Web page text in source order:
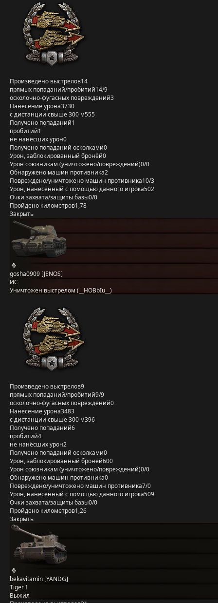
Произведено выстрелов14
прямых попаданий/пробитий14/9
осколочно-фугасных повреждений3
Нанесение урона3730
с дистанции свыше 300 м555
Получено попаданий1
пробитий1
не нанёсших урон0
Получено попаданий осколками0
Урон, заблокированный бронёй0
Урон союзникам (уничтожено/повреждений)0/0
Обнаружено машин противника2
Повреждено/уничтожено машин противника10/3
Урон, нанесённый с помощью данного игрока502
Очки захвата/защиты базы0/0
Пройдено километров1,78
Закрыть
gosha0909 [JENOS]
ИС
Уничтожен выстрелом (__HOBbIu__)
Произведено выстрелов9
прямых попаданий/пробитий9/9
осколочно-фугасных повреждений0
Нанесение урона3483
с дистанции свыше 300 м396
Получено попаданий6
пробитий4
не нанёсших урон2
Получено попаданий осколками0
Урон, заблокированный бронёй600
Урон союзникам (уничтожено/повреждений)0/0
Обнаружено машин противника0
Повреждено/уничтожено машин противника7/0
Урон, нанесённый с помощью данного игрока509
Очки захвата/защиты базы0/0
Пройдено километров1,26
Закрыть
bekavitamin [YANDG]
Tiger I
Выжил